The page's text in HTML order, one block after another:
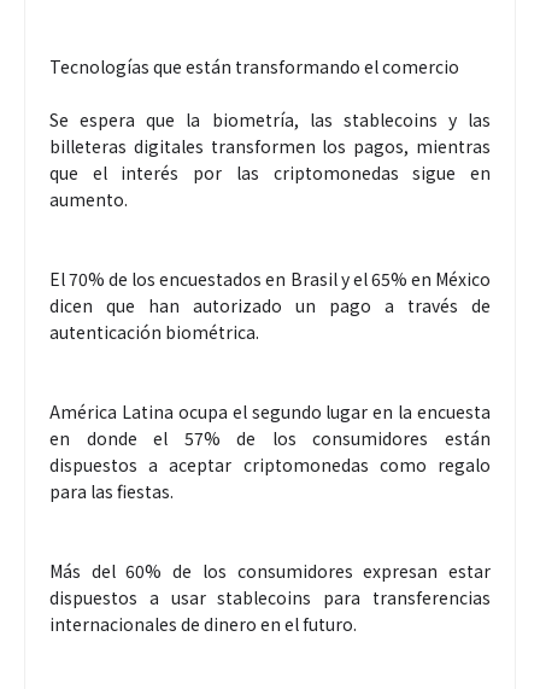
Tecnologías que están transformando el comercio
Se espera que la biometría, las stablecoins y las
billeteras digitales transformen los pagos, mientras
que el interés por las criptomonedas sigue en
aumento.
El 70% de los encuestados en Brasil y el 65% en México
dicen que han autorizado un pago a través de
autenticación biométrica.
América Latina ocupa el segundo lugar en la encuesta
en donde el 57% de los consumidores están
dispuestos a aceptar criptomonedas como regalo
para las fiestas.
Más del 60% de los consumidores expresan estar
dispuestos a usar stablecoins para transferencias
internacionales de dinero en el futuro.